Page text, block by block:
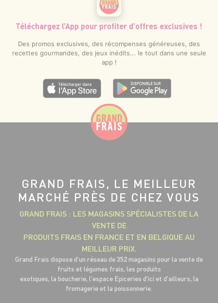
Téléchargez l’App pour profiter d’offres exclusives !
Des promos exclusives, des récompenses généreuses, des
recettes gourmandes, des jeux inédits... le tout dans une seule
app !
GRAND FRAIS, LE MEILLEUR
MARCHÉ PRÈS DE CHEZ VOUS
GRAND FRAIS : LES MAGASINS SPÉCIALISTES DE LA
VENTE DE
PRODUITS FRAIS EN FRANCE ET EN BELGIQUE AU
MEILLEUR PRIX.
Grand Frais dispose d'un réseau de 352 magasins pour la vente de
fruits et légumes frais, les produits
exotiques, la boucherie, l'espace Epiceries d'ici et d'ailleurs, la
fromagerie et la poissonnerie.